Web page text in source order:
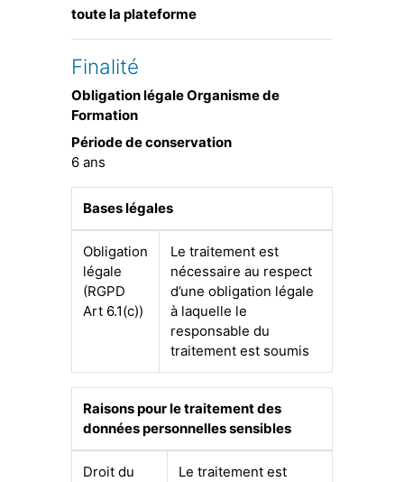
toute la plateforme
Finalité
Obligation légale Organisme de
Formation
Période de conservation
6 ans
Bases légales
Obligation
légale
(RGPD
Art 6.1(c))
Le traitement est
nécessaire au respect
d’une obligation légale
à laquelle le
responsable du
traitement est soumis
Raisons pour le traitement des
données personnelles sensibles
Droit du
Le traitement est